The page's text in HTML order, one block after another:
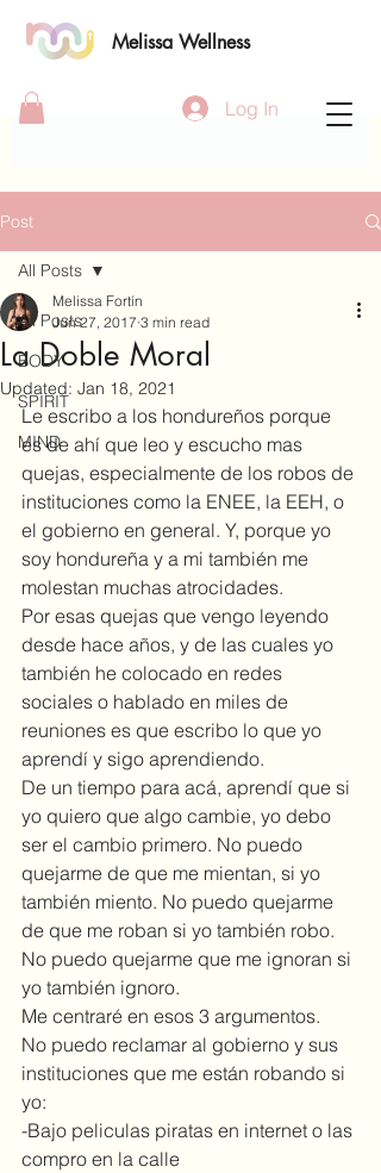
Melissa Wellness
Log In
Post
All Posts
BODY
SPIRIT
MIND
All Posts
La Doble Moral
Melissa Fortín
Jun 27, 2017 3 min read
Updated: Jan 18, 2021
Le escribo a los hondureños porque
es de ahí que leo y escucho mas
quejas, especialmente de los robos de
instituciones como la ENEE, la EEH, o
el gobierno en general. Y, porque yo
soy hondureña y a mi también me
molestan muchas atrocidades.
Por esas quejas que vengo leyendo
desde hace años, y de las cuales yo
también he colocado en redes
sociales o hablado en miles de
reuniones es que escribo lo que yo
aprendí y sigo aprendiendo.
De un tiempo para acá, aprendí que si
yo quiero que algo cambie, yo debo
ser el cambio primero. No puedo
quejarme de que me mientan, si yo
también miento. No puedo quejarme
de que me roban si yo también robo.
No puedo quejarme que me ignoran si
yo también ignoro.
Me centraré en esos 3 argumentos.
No puedo reclamar al gobierno y sus
instituciones que me están robando si
yo:
-Bajo peliculas piratas en internet o las
compro en la calle